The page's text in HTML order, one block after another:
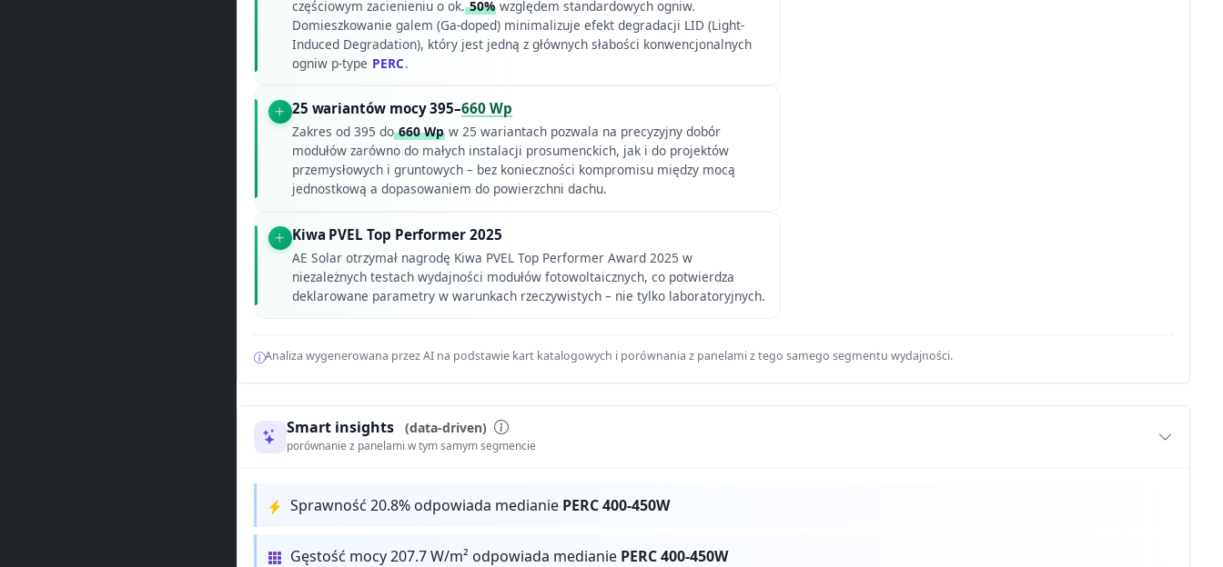
częściowym zacienieniu o ok.50%względem standardowych ogniw.
Domieszkowanie galem (Ga-doped) minimalizuje efekt degradacji LID (Light-
Induced Degradation), który jest jedną z głównych słabości konwencjonalnych
ogniw p-type PERC.
25 wariantów mocy 395–660 Wp
Zakres od 395 do660 Wpw 25 wariantach pozwala na precyzyjny dobór
modułów zarówno do małych instalacji prosumenckich, jak i do projektów
przemysłowych i gruntowych – bez konieczności kompromisu między mocą
jednostkową a dopasowaniem do powierzchni dachu.
Kiwa PVEL Top Performer 2025
AE Solar otrzymał nagrodę Kiwa PVEL Top Performer Award 2025 w
niezależnych testach wydajności modułów fotowoltaicznych, co potwierdza
deklarowane parametry w warunkach rzeczywistych – nie tylko laboratoryjnych.
Analiza wygenerowana przez AI na podstawie kart katalogowych i porównania z panelami z tego samego segmentu wydajności.
Smart insights (data-driven)
porównanie z panelami w tym samym segmencie
Sprawność 20.8% odpowiada medianie PERC 400-450W
Gęstość mocy 207.7 W/m² odpowiada medianie PERC 400-450W